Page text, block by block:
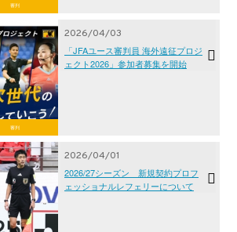
審判
審判
2026/04/03
「JFAユース審判員 海外遠征プロジ
ェクト2026」参加者募集を開始
2026/04/01
2026/27シーズン 新規契約プロフ
ェッショナルレフェリーについて